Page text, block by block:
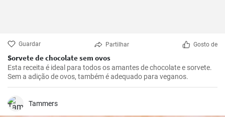
Guardar Partilhar Gosto de
Sorvete de chocolate sem ovos
Esta receita é ideal para todos os amantes de chocolate e sorvete.
Sem a adição de ovos, também é adequado para veganos.
Tammers